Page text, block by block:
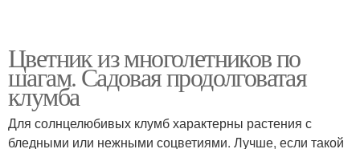
Цветник из многолетников по
шагам. Садовая продолговатая
клумба
Для солнцелюбивых клумб характерны растения с
бледными или нежными соцветиями. Лучше, если такой